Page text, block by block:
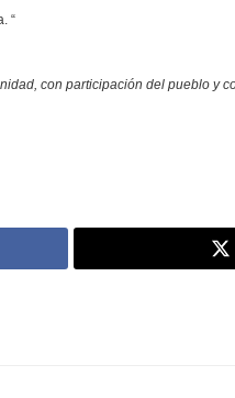
“
con participación del pueblo y